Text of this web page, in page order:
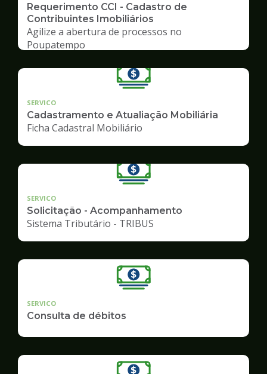
Requerimento CCI - Cadastro de
Contribuintes Imobiliários
Agilize a abertura de processos no
Poupatempo
SERVICO
Cadastramento e Atualiação Mobiliária
Ficha Cadastral Mobiliário
SERVICO
Solicitação - Acompanhamento
Sistema Tributário - TRIBUS
SERVICO
Consulta de débitos